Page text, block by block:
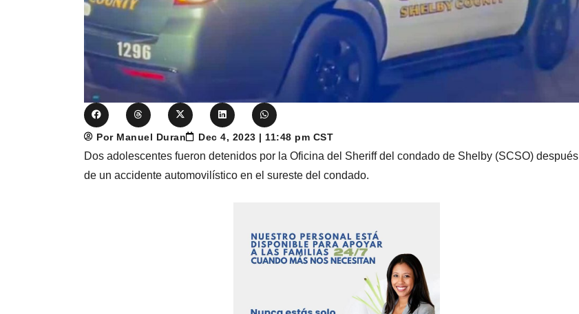
Por Manuel Duran Dec 4, 2023 | 11:48 pm CST
Dos adolescentes fueron detenidos por la Oficina del Sheriff del condado de Shelby (SCSO) después
de un accidente automovilístico en el sureste del condado.